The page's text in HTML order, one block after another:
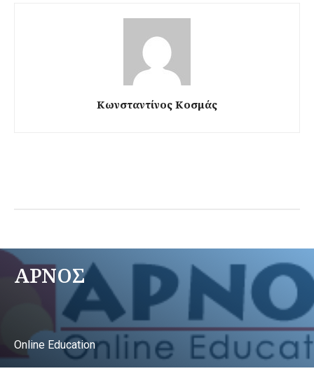
Κωνσταντίνος Κοσμάς
ΑΡΝΟΣ
Online Education